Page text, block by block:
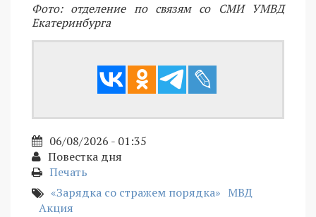
Фото: отделение по связям со СМИ УМВД
Екатеринбурга
06/08/2026 - 01:35
Повестка дня
Печать
«Зарядка со стражем порядка» МВД
Акция